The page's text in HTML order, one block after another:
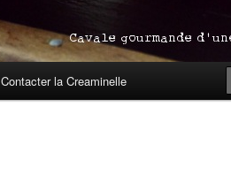
Contacter la Creaminelle